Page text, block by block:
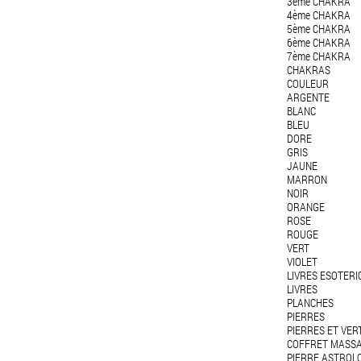
4ème CHAKRA
5ème CHAKRA
6ème CHAKRA
7ème CHAKRA
CHAKRAS
COULEUR
ARGENTE
BLANC
BLEU
DORE
GRIS
JAUNE
MARRON
NOIR
ORANGE
ROSE
ROUGE
VERT
VIOLET
LIVRES
LIVRES
PLANCHES
PIERRES
PIERRES ET
COFFRET
PIERRE